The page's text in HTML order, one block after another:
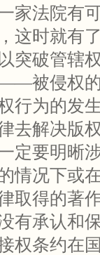
家法院有
这时就有
突破管辖
被侵权
行为的发
去解决版
定要明晰
情况下或
取得的著
有承认和
权条约在